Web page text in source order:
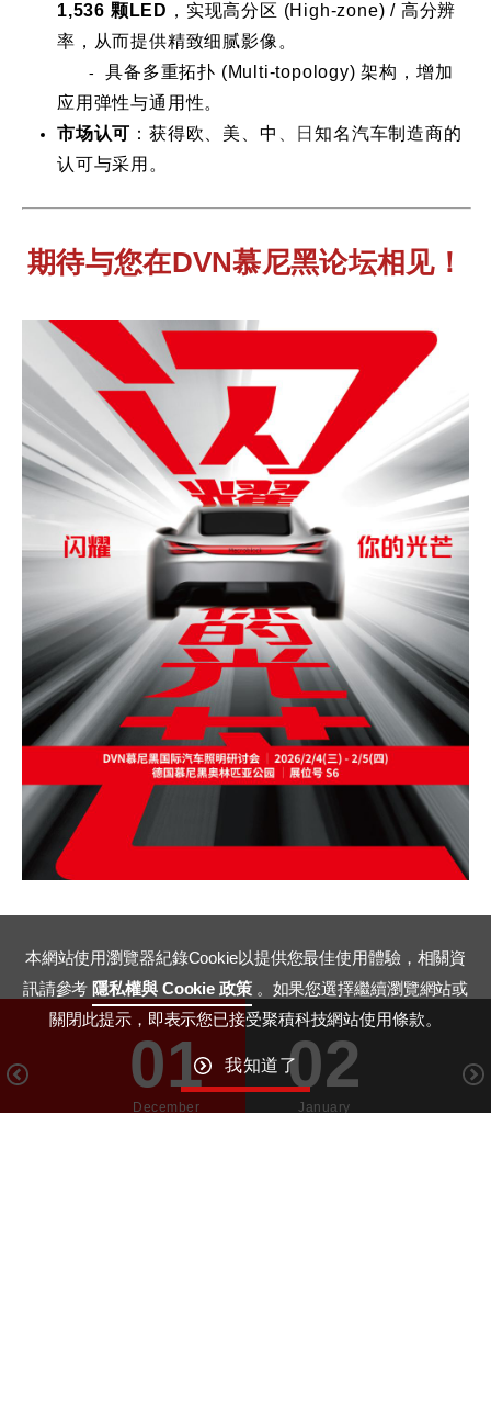
1,536 颗 LED ，实现高分区 (High-zone) / 高分辨
率，从而提供精致细腻影像。
-具备多重拓扑 (Multi-topology) 架构，增加
应用弹性与通用性。
市场认可 ：获得欧、美、中 日知名汽车制造商的
认可与采用。
期待与您在DVN慕尼黑论坛相见！
01
December
02
January
本網站使用瀏覽器紀錄Cookie以提供您最佳使用體驗，相關資
訊請參考 隱私權與 Cookie 政策 。如果您選擇繼續瀏覽網站或
關閉此提示，即表示您已接受聚積科技網站使用條款。
我知道了